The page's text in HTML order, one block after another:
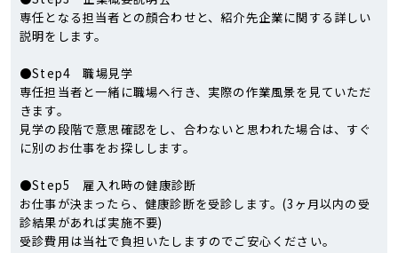
専任となる担当者との顔合わせと、紹介先企業に関する詳しい
説明をします。
●Step4 職場見学
専任担当者と一緒に職場へ行き、実際の作業風景を見ていただ
きます。
見学の段階で意思確認をし、合わないと思われた場合は、すぐ
に別のお仕事をお探しします。
●Step5 雇入れ時の健康診断
お仕事が決まったら、健康診断を受診します。(3ヶ月以内の受
診結果があれば実施不要)
受診費用は当社で負担いたしますのでご安心ください。